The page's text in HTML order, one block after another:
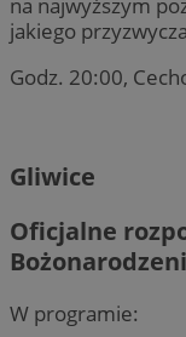
na najwyższym
jakiego
Godz. 20:00,
Gliwice
Oficjalne
W programie: